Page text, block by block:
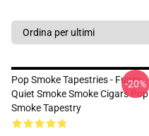
Pop Smoke Tapestries - Funny
Quiet Smoke Smoke Cigars Pop
Smoke Tapestry
-20%